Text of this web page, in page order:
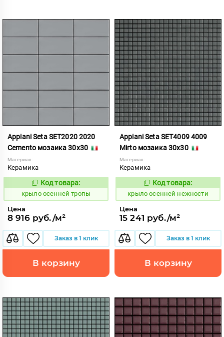
Appiani Seta SET2020 2020
Cemento мозаика 30x30
Материал:
Керамика
836608
Код товара:
крыло осенней тропы
Цена
8 916 руб./м²
Заказ в 1 клик
В корзину
Appiani Seta SET4009 4009
Mirto мозаика 30x30
Материал:
Керамика
836558
Код товара:
крыло осенней нежности
Цена
15 241 руб./м²
Заказ в 1 клик
В корзину